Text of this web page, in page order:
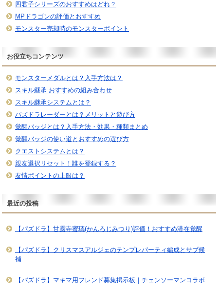
四君子シリーズのおすすめはどれ？
MPドラゴンの評価とおすすめ
モンスター売却時のモンスターポイント
お役立ちコンテンツ
モンスターメダルとは？入手方法は？
スキル継承 おすすめの組み合わせ
スキル継承システムとは？
パズドラレーダーとは？メリットと遊び方
覚醒バッジとは？入手方法・効果・種類まとめ
覚醒バッジの使い道とおすすめの選び方
クエストシステムとは？
親友選択リセット！誰を登録する？
友情ポイントの上限は？
最近の投稿
【パズドラ】甘露寺蜜璃(かんろじみつり)評価！おすすめ潜在覚醒
【パズドラ】クリスマスアルジェのテンプレパーティ編成とサブ候
補
【パズドラ】マキマ用フレンド募集掲示板｜チェンソーマンコラボ